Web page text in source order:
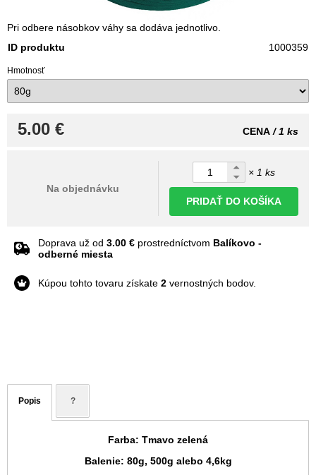
Pri odbere násobkov váhy sa dodáva jednotlivo.
ID produktu
1000359
Hmotnosť
5.00 € CENA / 1 ks
Na objednávku
× 1 ks
PRIDAŤ DO KOŠÍKA
Doprava už od 3.00 € prostredníctvom Balíkovo -
odberné miesta
Kúpou tohto tovaru získate 2 vernostných bodov.
Popis ?
Farba: Tmavo zelená
Balenie: 80g, 500g alebo 4,6kg